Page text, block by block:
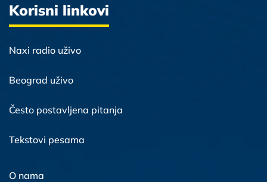
Korisni linkovi
Naxi radio uživo
Beograd uživo
Često postavljena pitanja
Tekstovi pesama
O nama